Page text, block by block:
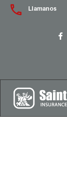
Llamanos